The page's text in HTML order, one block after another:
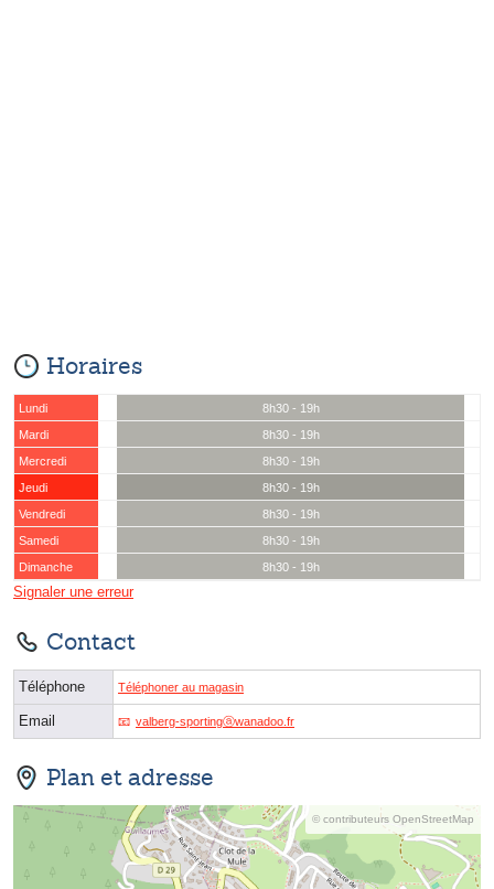
Horaires
Lundi
8h30 - 19h
Mardi
8h30 - 19h
Mercredi
8h30 - 19h
Jeudi
8h30 - 19h
Vendredi
8h30 - 19h
Samedi
8h30 - 19h
Dimanche
8h30 - 19h
Signaler une erreur
Contact
Téléphone Téléphoner au magasin
Email valberg-sportingⓐwanadoo.fr
Plan et adresse
© contributeurs OpenStreetMap